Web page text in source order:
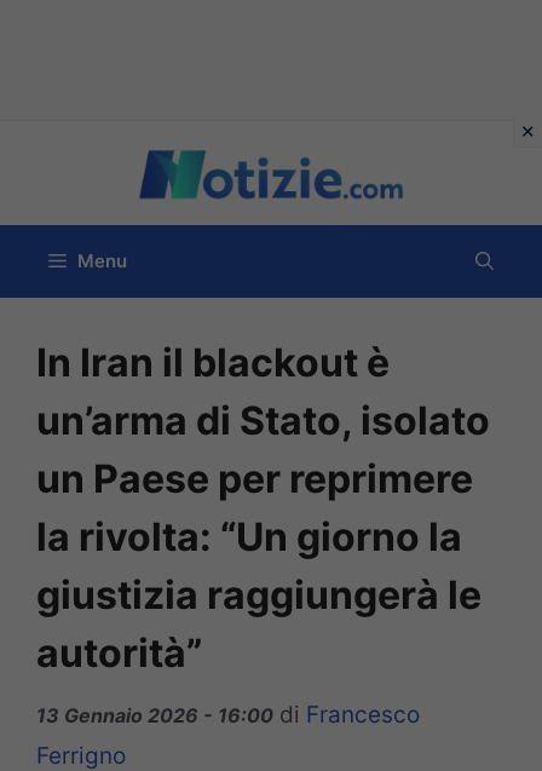
contenuto
Menu
In Iran il blackout è
un’arma di Stato, isolato
un Paese per reprimere
la rivolta: “Un giorno la
giustizia raggiungerà le
autorità”
13 Gennaio 2026 - 16:00 di Francesco
Ferrigno